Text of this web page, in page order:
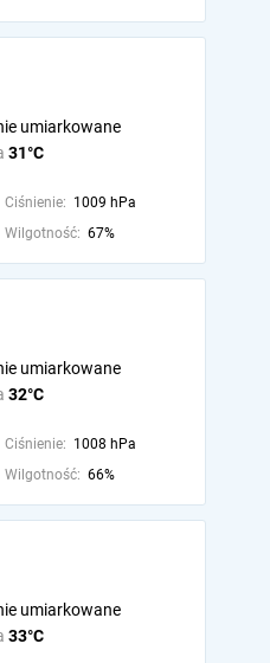
31°C
umiarkowane
Ciśnienie: 1009 hPa
Wilgotność: 67%
32°C
umiarkowane
Ciśnienie: 1008 hPa
Wilgotność: 66%
33°C
umiarkowane